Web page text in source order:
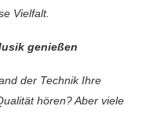
Vielfalt.
genießen
der Technik Ihre
hören? Aber viele